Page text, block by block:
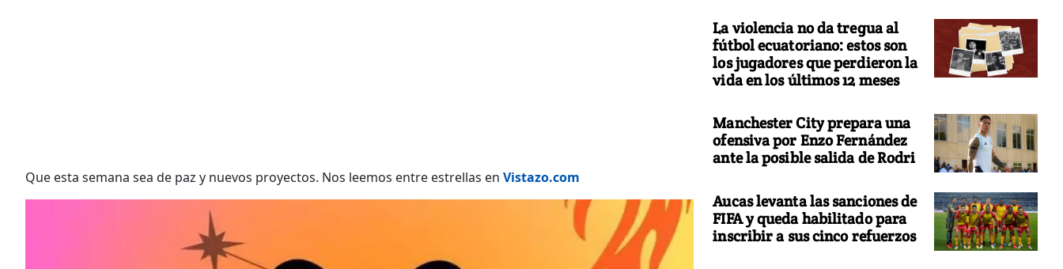
Que esta semana sea de paz y nuevos proyectos. Nos leemos entre estrellas en Vistazo.com
La violencia no da tregua al
fútbol ecuatoriano: estos son
los jugadores que perdieron la
vida en los últimos 12 meses
Manchester City prepara una
ofensiva por Enzo Fernández
ante la posible salida de Rodri
Aucas levanta las sanciones de
FIFA y queda habilitado para
inscribir a sus cinco refuerzos